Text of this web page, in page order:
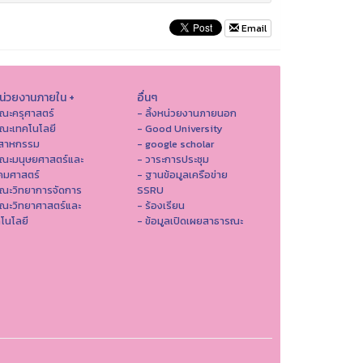
Email
วยงานภายใน +
ะครุศาสตร์
เทคโนโลยี
หกรรม
ะมนุษยศาสตร์และ
มศาสตร์
ะวิทยาการจัดการ
ะวิทยาศาสตร์และ
นโลยี
อื่นๆ
- ลิ้งหน่วยงานภายนอก
- Good University
- google scholar
- วาระการประชุม
- ฐานข้อมูลเครือข่าย
SSRU
- ร้องเรียน
- ข้อมูลเปิดเผยสาธารณะ